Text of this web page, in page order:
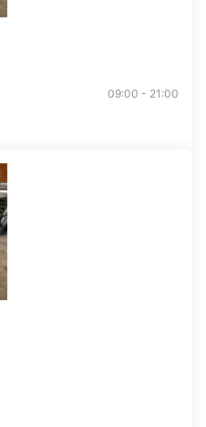
09:00 - 21:00